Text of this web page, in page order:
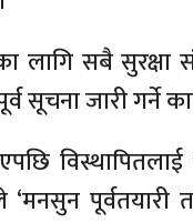
लागि सबै सुरक्षा
सूचनाजारी गर्ने
विस्थापितलाई
पूर्वतयारी